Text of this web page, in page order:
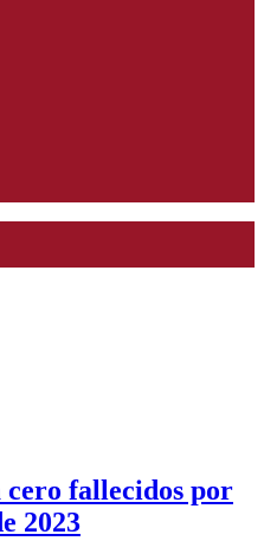
fallecidos por
2023